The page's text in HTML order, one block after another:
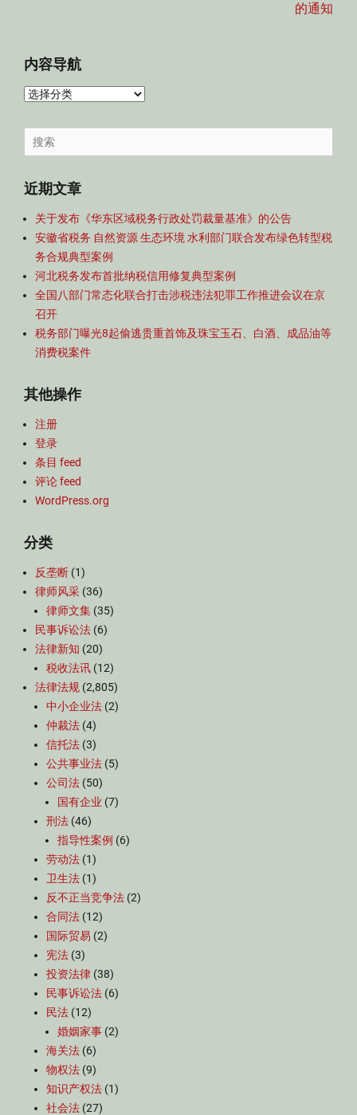
的通知
内容导航
内
导
航
Search
for:
近期文章
关于发布《华东区域税务行政处罚裁量基准》的公告
安徽省税务 自然资源 生态环境 水利部门联合发布绿色转型税
务合规典型案例
河北税务发布首批纳税信用修复典型案例
全国八部门常态化联合打击涉税违法犯罪工作推进会议在京
召开
税务部门曝光8起偷逃贵重首饰及珠宝玉石、白酒、成品油等
消费税案件
其他操作
注册
登录
条目 feed
评论 feed
WordPress.org
分类
反垄断 (1)
律师风采 (36)
律师文集 (35)
民事诉讼法 (6)
法律新知 (20)
税收法讯 (12)
法律法规 (2,805)
中小企业法 (2)
仲裁法 (4)
信托法 (3)
公共事业法 (5)
公司法 (50)
国有企业 (7)
刑法 (46)
指导性案例 (6)
劳动法 (1)
卫生法 (1)
反不正当竞争法 (2)
合同法 (12)
国际贸易 (2)
宪法 (3)
投资法律 (38)
民事诉讼法 (6)
民法 (12)
婚姻家事 (2)
海关法 (6)
物权法 (9)
知识产权法 (1)
社会法 (27)